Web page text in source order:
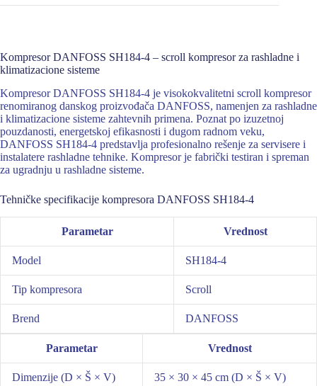
Kompresor DANFOSS SH184-4 – scroll kompresor za rashladne i
klimatizacione sisteme
Kompresor DANFOSS SH184-4 je visokokvalitetni scroll kompresor
renomiranog danskog proizvođača DANFOSS, namenjen za rashladne
i klimatizacione sisteme zahtevnih primena. Poznat po izuzetnoj
pouzdanosti, energetskoj efikasnosti i dugom radnom veku,
DANFOSS SH184-4 predstavlja profesionalno rešenje za servisere i
instalatere rashladne tehnike. Kompresor je fabrički testiran i spreman
za ugradnju u rashladne sisteme.
Tehničke specifikacije kompresora DANFOSS SH184-4
Parametar Vrednost
Model SH184-4
Tip kompresora Scroll
Brend DANFOSS
Parametar Vrednost
Dimenzije (D × Š × V) 35 × 30 × 45 cm (D × Š × V)